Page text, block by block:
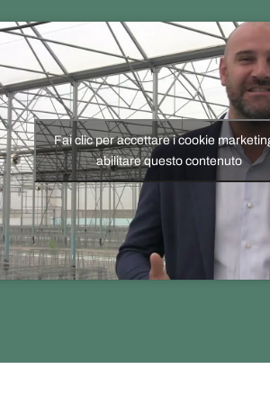
Fai clic per accettare i cookie
abilitare questo contenuto